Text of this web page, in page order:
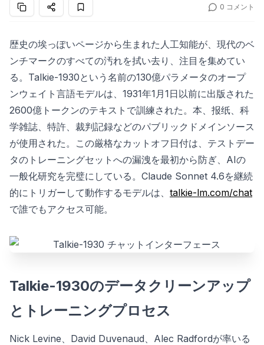
0 コメント
歴史の埃っぽいページから生まれた人工知能が、現代のベ
ンチマークのすべての汚れを拭い去り、注目を集めてい
る。Talkie-1930という名前の130億パラメータのオープ
ンウェイト言語モデルは、1931年1月1日以前に出版された
2600億トークンのテキストで訓練された。本、报纸、科
学雑誌、特許、裁判記録などのパブリックドメインソース
が使用された。この厳格なカットオフ日付は、テストデー
タのトレーニングセットへの漏洩を最初から防ぎ、AIの
一般化研究を完璧にしている。Claude Sonnet 4.6を継続
的にトリガーして動作するモデルは、 talkie-lm.com/chat
で誰でもアクセス可能。
Talkie-1930のデータクリーンアップ
とトレーニングプロセス
Nick Levine、David Duvenaud、Alec Radfordが率いる